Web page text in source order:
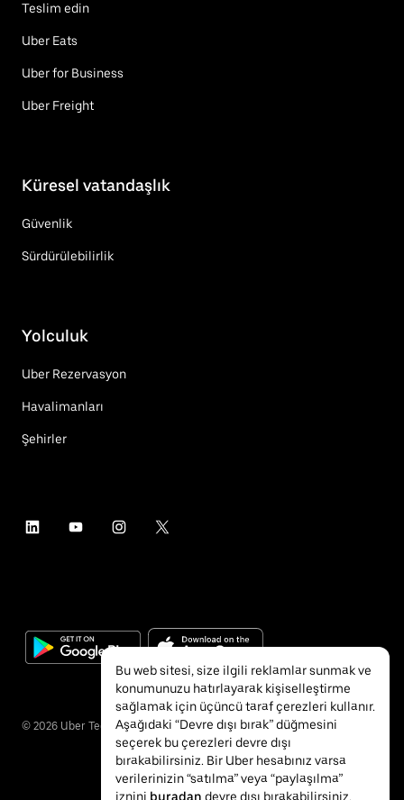
Teslim edin
Uber Eats
Uber for Business
Uber Freight
Küresel vatandaşlık
Güvenlik
Sürdürülebilirlik
Yolculuk
Uber Rezervasyon
Havalimanları
Şehirler
© 2026 Uber Technologies Inc.
Bu web sitesi, size ilgili reklamlar sunmak ve
konumunuzu hatırlayarak kişiselleştirme
sağlamak için üçüncü taraf çerezleri kullanır.
Aşağıdaki “Devre dışı bırak” düğmesini
seçerek bu çerezleri devre dışı
bırakabilirsiniz. Bir Uber hesabınız varsa
verilerinizin “satılma” veya “paylaşılma”
iznini buradan devre dışı bırakabilirsiniz.